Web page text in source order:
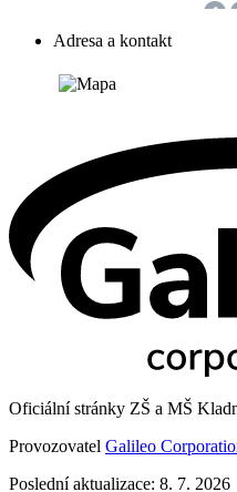
Adresa a kontakt
Oficiální stránky ZŠ a MŠ
Provozovatel Galileo
Poslední aktualizace: 8. 7. 2026